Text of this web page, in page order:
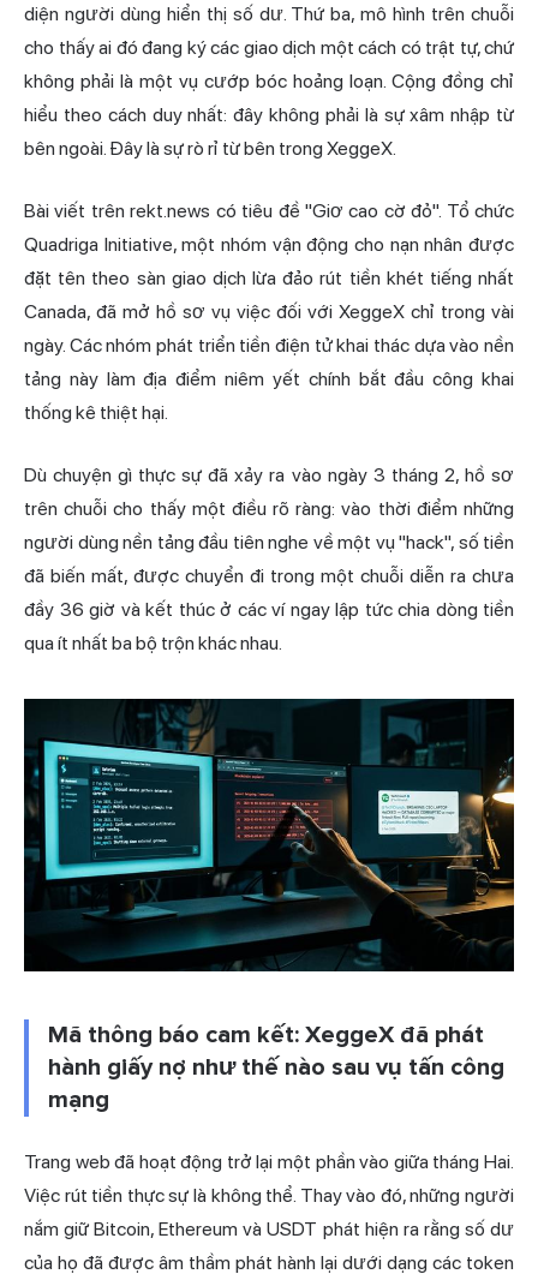
diện người dùng hiển thị số dư. Thứ ba, mô hình trên chuỗi
cho thấy ai đó đang ký các giao dịch một cách có trật tự, chứ
không phải là một vụ cướp bóc hoảng loạn. Cộng đồng chỉ
hiểu theo cách duy nhất: đây không phải là sự xâm nhập từ
bên ngoài. Đây là sự rò rỉ từ bên trong XeggeX.
Bài viết trên rekt.news có tiêu đề "Giơ cao cờ đỏ". Tổ chức
Quadriga Initiative, một nhóm vận động cho nạn nhân được
đặt tên theo sàn giao dịch lừa đảo rút tiền khét tiếng nhất
Canada, đã mở hồ sơ vụ việc đối với XeggeX chỉ trong vài
ngày. Các nhóm phát triển tiền điện tử khai thác dựa vào nền
tảng này làm địa điểm niêm yết chính bắt đầu công khai
thống kê thiệt hại.
Dù chuyện gì thực sự đã xảy ra vào ngày 3 tháng 2, hồ sơ
trên chuỗi cho thấy một điều rõ ràng: vào thời điểm những
người dùng nền tảng đầu tiên nghe về một vụ "hack", số tiền
đã biến mất, được chuyển đi trong một chuỗi diễn ra chưa
đầy 36 giờ và kết thúc ở các ví ngay lập tức chia dòng tiền
qua ít nhất ba bộ trộn khác nhau.
Mã thông báo cam kết: XeggeX đã phát
hành giấy nợ như thế nào sau vụ tấn công
mạng
Trang web đã hoạt động trở lại một phần vào giữa tháng Hai.
Việc rút tiền thực sự là không thể. Thay vào đó, những người
nắm giữ Bitcoin, Ethereum và USDT phát hiện ra rằng số dư
của họ đã được âm thầm phát hành lại dưới dạng các token